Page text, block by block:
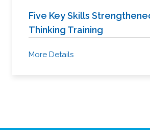
Five Key Skills
Thinking Training
More Details